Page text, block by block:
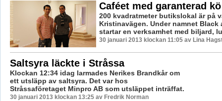
Caféet med garanterad kö
200 kvadratmeter butikslokal är på
Kristinavägen. Under namnet Black
startar en verksamhet med biljard,
30 januari 2013 klockan 11:05 av Lina
Saltsyra läckte i Stråssa
Klockan 12:34 idag larmades Nerikes Brandkår om
ett utsläpp av saltsyra. Det var hos
Stråssaföretaget Minpro AB som utsläppet inträffat.
30 januari 2013 klockan 13:25 av Fredrik Norman